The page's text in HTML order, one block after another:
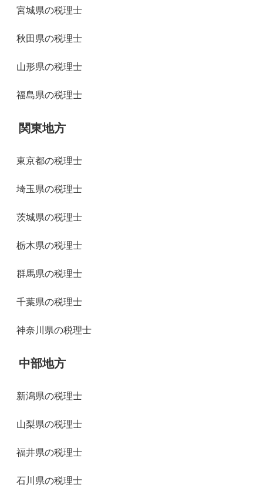
宮城県の税理士
秋田県の税理士
山形県の税理士
福島県の税理士
関東地方
東京都の税理士
埼玉県の税理士
茨城県の税理士
栃木県の税理士
群馬県の税理士
千葉県の税理士
神奈川県の税理士
中部地方
新潟県の税理士
山梨県の税理士
福井県の税理士
石川県の税理士